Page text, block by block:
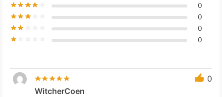
0
0
0
0
0
WitcherCoen